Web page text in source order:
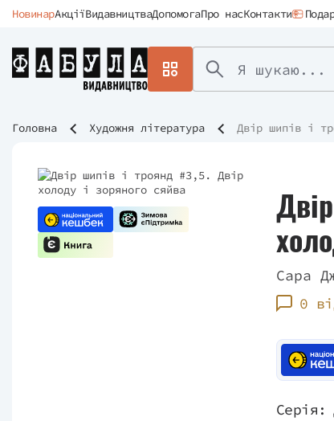
НовинарАкціїВидавництваДопомогаПро насКонтакти
Головна Художня література Двір шипів і
Сара
0
Серія: